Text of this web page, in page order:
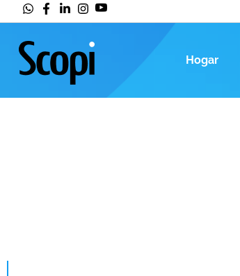
Hogar